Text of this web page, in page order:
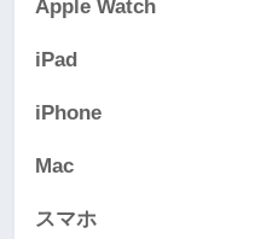
Apple Watch
iPad
iPhone
Mac
スマホ